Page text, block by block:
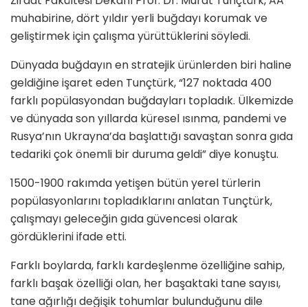
muhabirine, dört yıldır yerli buğdayı korumak ve
geliştirmek için çalışma yürüttüklerini söyledi.
Dünyada buğdayın en stratejik ürünlerden biri haline
geldiğine işaret eden Tunçtürk, “127 noktada 400
farklı popülasyondan buğdayları topladık. Ülkemizde
ve dünyada son yıllarda küresel ısınma, pandemi ve
Rusya’nın Ukrayna’da başlattığı savaştan sonra gıda
tedariki çok önemli bir duruma geldi” diye konuştu.
1500-1900 rakımda yetişen bütün yerel türlerin
popülasyonlarını topladıklarını anlatan Tunçtürk,
çalışmayı geleceğin gıda güvencesi olarak
gördüklerini ifade etti.
Farklı boylarda, farklı kardeşlenme özelliğine sahip,
farklı başak özelliği olan, her başaktaki tane sayısı,
tane ağırlığı değişik tohumlar bulunduğunu dile